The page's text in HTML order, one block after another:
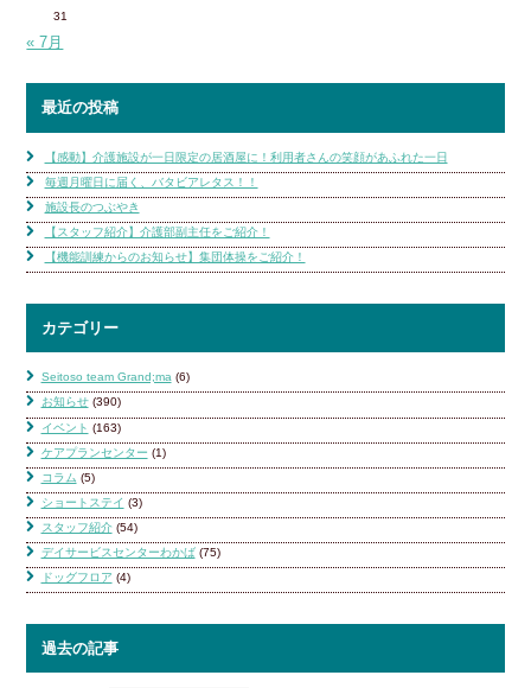
31
« 7月
最近の投稿
【感動】介護施設が一日限定の居酒屋に！利用者さんの笑顔があふれた一日
毎週月曜日に届く、バタビアレタス！！
施設長のつぶやき
【スタッフ紹介】介護部副主任をご紹介！
【機能訓練からのお知らせ】集団体操をご紹介！
カテゴリー
Seitoso team Grand;ma(6)
お知らせ(390)
イベント (163)
ケアプランセンター (1)
コラム (5)
ショートステイ (3)
スタッフ紹介(54)
デイサービスセンターわかば(75)
ドッグフロア (4)
過去の記事